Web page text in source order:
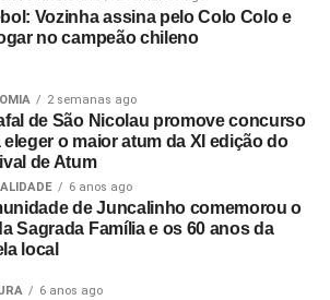
Vozinha assina pelo Colo Colo e
no campeão chileno
2 semanas ago
de São Nicolau promove concurso
eleger o maior atum da XI edição do
de Atum
6 anos ago
de Juncalinho comemorou o
Sagrada Família e os 60 anos da
local
6 anos ago